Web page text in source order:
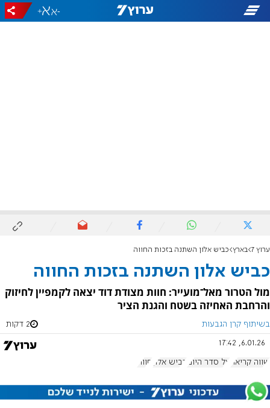
-
+
ערוץ 7 בארץ כביש אלון השתנה בזכות החווה
כביש אלון השתנה בזכות החווה
מול הטרור מאל־מועייר: חוות מצודת דוד יצאה לקמפיין לחיזוק
והרחבת האחיזה בשטח והגנת הציר
בשיתוף קרן הגבעות 2 דקות
6.01.26, 17:42
שווה קריאה על סדר היום כביש אלון חוות